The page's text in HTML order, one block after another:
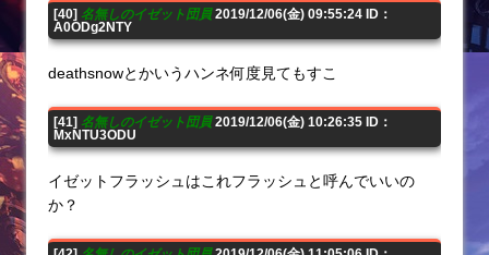
[40] 名無しのイゼット団員2019/12/06(金) 09:55:24 ID：
A0ODg2NTY
deathsnowとかいうハンネ何度見てもすこ
[41] 名無しのイゼット団員2019/12/06(金) 10:26:35 ID：
MxNTU3ODU
イゼットフラッシュはこれフラッシュと呼んでいいの
か？